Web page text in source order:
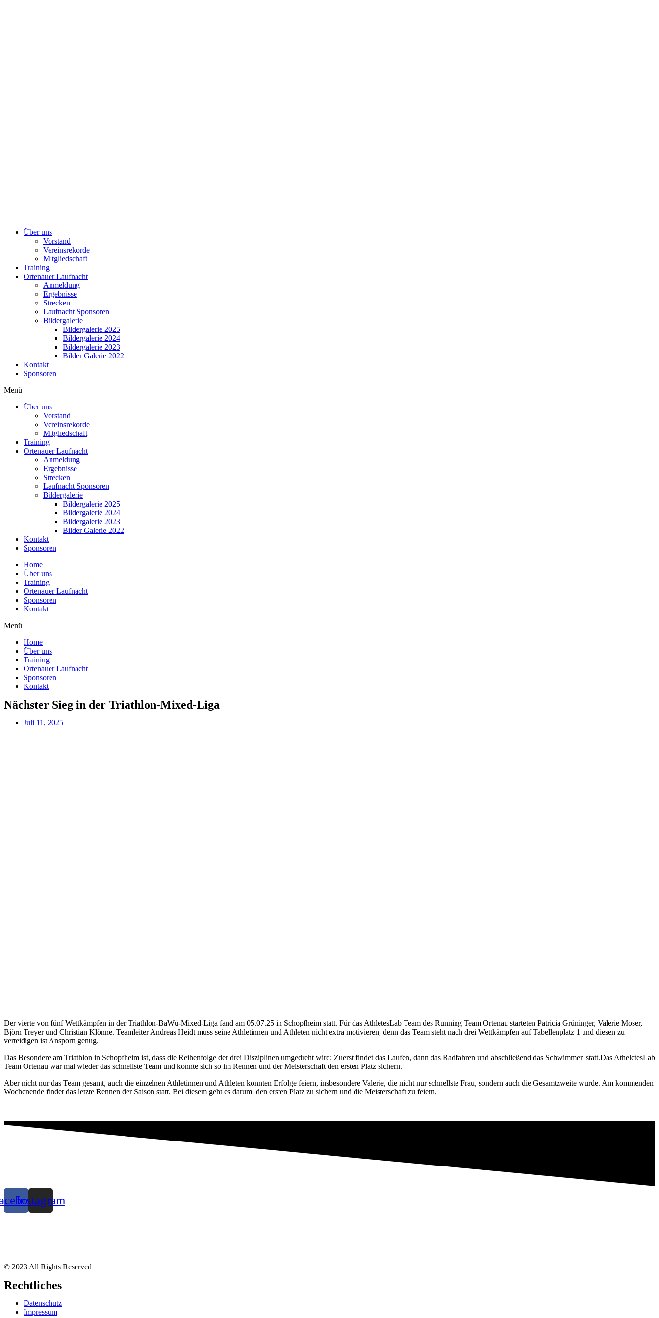
Über uns
Vorstand
Vereinsrekorde
Mitgliedschaft
Training
Ortenauer Laufnacht
Anmeldung
Ergebnisse
Strecken
Laufnacht Sponsoren
Bildergalerie
Bildergalerie 2025
Bildergalerie 2024
Bildergalerie 2023
Bilder Galerie 2022
Kontakt
Sponsoren
Menü
Über uns
Vorstand
Vereinsrekorde
Mitgliedschaft
Training
Ortenauer Laufnacht
Anmeldung
Ergebnisse
Strecken
Laufnacht Sponsoren
Bildergalerie
Bildergalerie 2025
Bildergalerie 2024
Bildergalerie 2023
Bilder Galerie 2022
Kontakt
Sponsoren
Home
Über uns
Training
Ortenauer Laufnacht
Sponsoren
Kontakt
Menü
Home
Über uns
Training
Ortenauer Laufnacht
Sponsoren
Kontakt
Nächster Sieg in der Triathlon-Mixed-Liga
Juli 11, 2025
Der vierte von fünf Wettkämpfen in der Triathlon-BaWü-Mixed-Liga fand am 05.07.25 in Schopfheim statt. Für das AthletesLab Team des Running Team Ortenau starteten Patricia Grüninger, Valerie Moser,
Björn Treyer und Christian Klönne. Teamleiter Andreas Heidt muss seine Athletinnen und Athleten nicht extra motivieren, denn das Team steht nach drei Wettkämpfen auf Tabellenplatz 1 und diesen zu
verteidigen ist Ansporn genug.
Das Besondere am Triathlon in Schopfheim ist, dass die Reihenfolge der drei Disziplinen umgedreht wird: Zuerst findet das Laufen, dann das Radfahren und abschließend das Schwimmen statt.Das AtheletesLab
Team Ortenau war mal wieder das schnellste Team und konnte sich so im Rennen und der Meisterschaft den ersten Platz sichern.
Aber nicht nur das Team gesamt, auch die einzelnen Athletinnen und Athleten konnten Erfolge feiern, insbesondere Valerie, die nicht nur schnellste Frau, sondern auch die Gesamtzweite wurde. Am kommenden
Wochenende findet das letzte Rennen der Saison statt. Bei diesem geht es darum, den ersten Platz zu sichern und die Meisterschaft zu feiern.
Instagram
© 2023 All Rights Reserved
Rechtliches
Datenschutz
Impressum